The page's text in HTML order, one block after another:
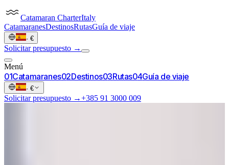
Catamaran CharterItaly
CatamaranesDestinosRutasGuía de viaje
· €
Solicitar presupuesto →
Menú
01Catamaranes02Destinos03Rutas04Guía de viaje
· €
Solicitar presupuesto →+385 91 3000 009